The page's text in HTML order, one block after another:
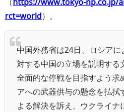
（https://www.tokyo-np.co.jp/
rct=world）。
中国外務省は24日、ロシア
対する中国の立場を説明する
全面的な停戦を目指すよう求
アへの武器供与の懸念を払拭
よる解決を訴え、ウクライナ